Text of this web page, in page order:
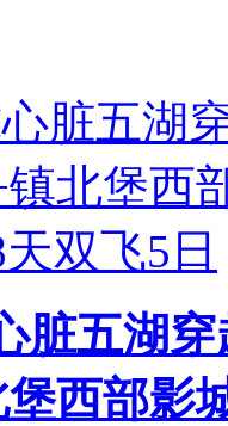
脏五湖
西部影